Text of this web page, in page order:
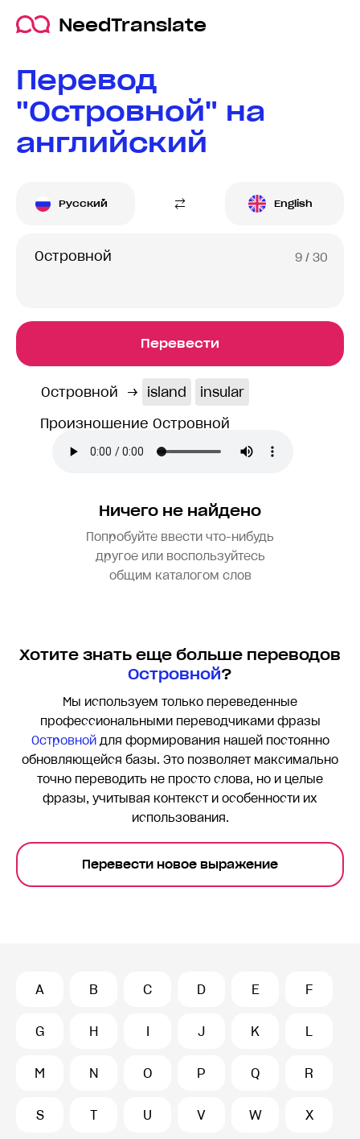
NeedTranslate
Перевод
"Островной" на
английский
Русский English
9 / 30
Перевести
Островной → island
insular
Произношение Островной
Ничего не найдено
Попробуйте ввести что-нибудь
другое или воспользуйтесь
общим каталогом слов
Хотите знать еще больше переводов
Островной?
Мы используем только переведенные
профессиональными переводчиками фразы
Островнойдля формирования нашей постоянно
обновляющейся базы. Это позволяет максимально
точно переводить не просто слова, но и целые
фразы, учитывая контекст и особенности их
использования.
Перевести новое выражение
A B C D E F
G H I J K L
M N O P Q R
S T U V W X